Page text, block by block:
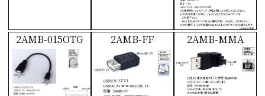
2AMB-015OTG 2AMB-FF 2AMB-MMA